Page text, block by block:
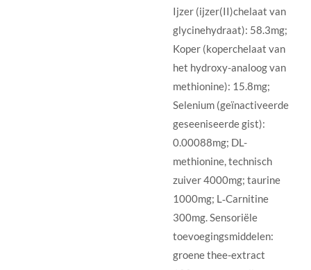
Ijzer (ijzer(II)chelaat van
glycinehydraat): 58.3mg;
Koper (koperchelaat van
het hydroxy-analoog van
methionine): 15.8mg;
Selenium (geïnactiveerde
geseeniseerde gist):
0.00088mg; DL-
methionine, technisch
zuiver 4000mg; taurine
1000mg; L‐Carnitine
300mg. Sensoriële
toevoegingsmiddelen:
groene thee-extract